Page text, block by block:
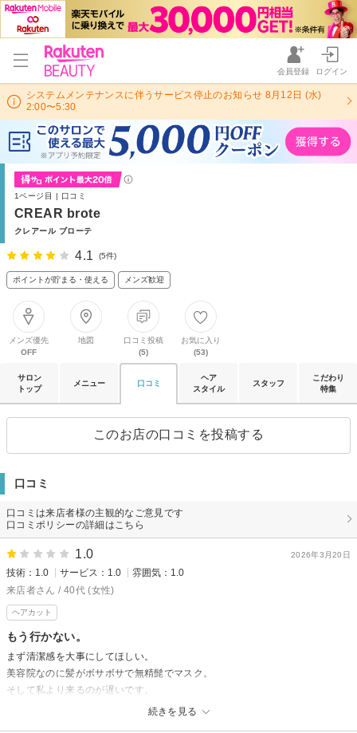
会員登録 ログイン
システムメンテナンスに伴うサービス停止のお知らせ 8月12日 (水)
2:00〜5:30
1ページ目 | 口コミ
CREAR brote
クレアール ブローテ
4.1 (5件)
ポイントが貯まる・使える メンズ歓迎
メンズ優先
OFF
地図
口コミ投稿
(5)
お気に入り
(53)
サロン
トップ
メニュー 口コミ
ヘア
スタイル
スタッフ
こだわり
特集
このお店の口コミを投稿する
口コミ
口コミは来店者様の主観的なご意見です
口コミポリシーの詳細はこちら
2026年3月20日
1.0
技術：1.0 サービス：1.0
雰囲気：1.0
来店者さん / 40代 (女性)
ヘアカット
もう行かない。
続きを見る
まず清潔感を大事にしてほしい。
美容院なのに髪がボサボサで無精髭でマスク。
そして私より来るのが遅いです。
一見綺麗に見えますが、慌てて出てきたので朝の掃除はしていなさそうで